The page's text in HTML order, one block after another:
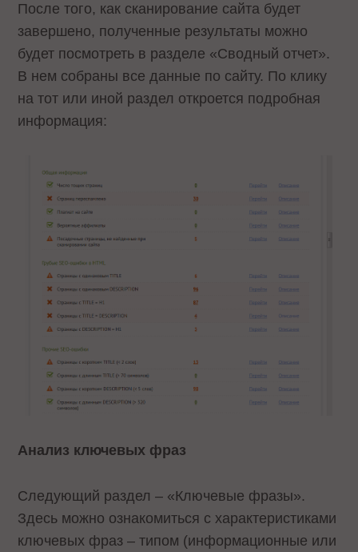
После того, как сканирование сайта будет
завершено, полученные результаты можно
будет посмотреть в разделе «Сводный отчет».
В нем собраны все данные по сайту. По клику
на тот или иной раздел откроется подробная
информация:
Анализ ключевых фраз
Следующий раздел – «Ключевые фразы».
Здесь можно ознакомиться с характеристиками
ключевых фраз – типом (информационные или